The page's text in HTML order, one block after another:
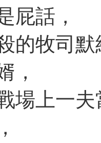
話，
的牧司
，
場上一